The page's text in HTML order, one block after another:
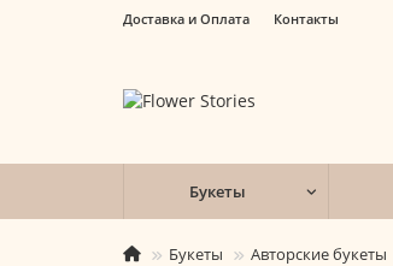
Доставка и Оплата Контакты
Букеты
Букеты Авторские букеты